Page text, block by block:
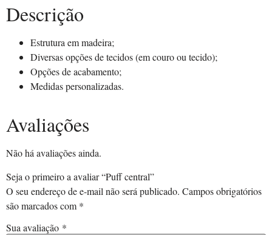
Descrição
Estrutura em madeira;
Diversas opções de tecidos (em couro ou tecido);
Opções de acabamento;
Medidas personalizadas.
Avaliações
Não há avaliações ainda.
Seja o primeiro a avaliar “Puff central”
O seu endereço de e-mail não será publicado. Campos obrigatórios
são marcados com *
Sua avaliação *